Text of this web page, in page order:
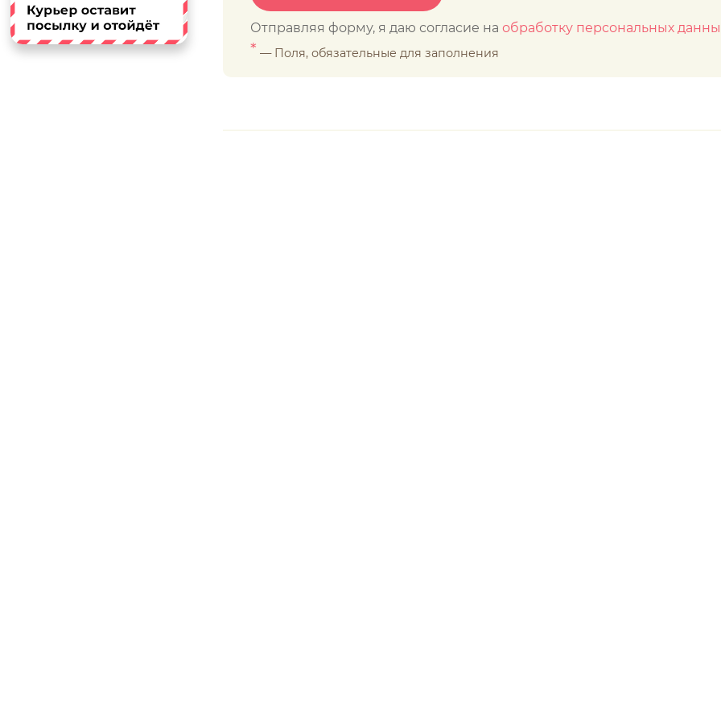
Отправляя форму, я даю согласие наобработку персональных
* — Поля, обязательные для заполнения